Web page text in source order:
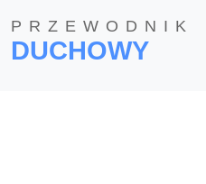
PRZEWODNIK
DUCHOWY